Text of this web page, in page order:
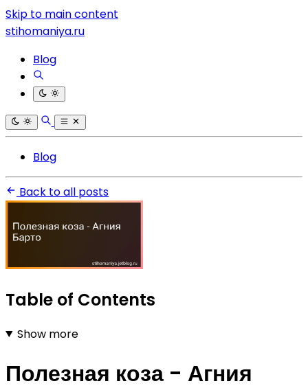
Skip to main content
stihomaniya.ru
Blog
Blog
Back to all posts
Table of Contents
Show more
Полезная коза - Агния